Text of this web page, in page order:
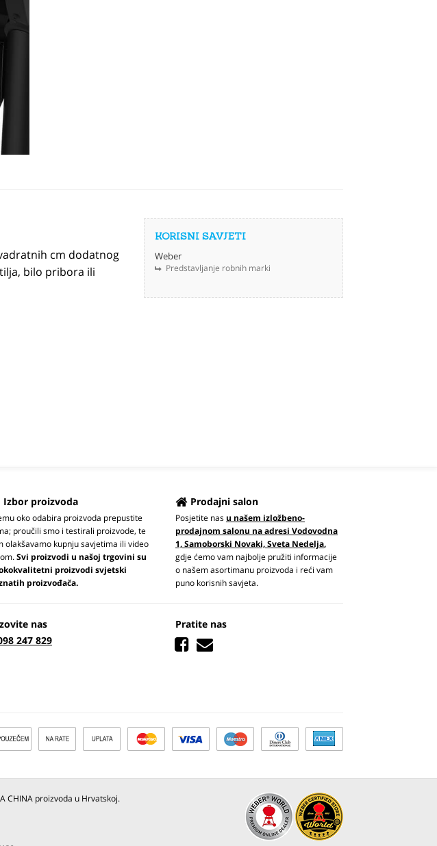
cm dodatnog
bilo pribora ili
KORISNI SAVJETI
Weber
Predstavljanje robnih marki
Izbor proizvoda
oko odabira proizvoda prepustite
proučili smo i testirali proizvode, te
olakšavamo kupnju savjetima ili video
Svi proizvodi u našoj trgovini su
proizvodi svjetski
proizvođača.
Prodajni salon
Posjetite nasu našem izložbeno-
prodajnom salonu na adresi Vodovodna
1, Samoborski Novaki, Sveta Nedelja,
gdje ćemo vam najbolje pružiti informacije
o našem asortimanu proizvoda i reći vam
puno korisnih savjeta.
nas
247 829
Pratite nas
CHINA proizvoda u Hrvatskoj.